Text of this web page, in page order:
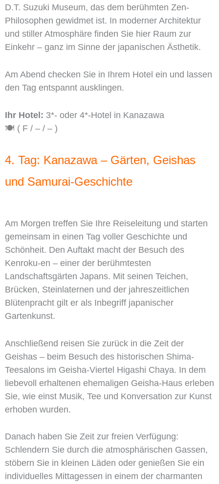
D.T. Suzuki Museum, das dem berühmten Zen-
Philosophen gewidmet ist. In moderner Architektur
und stiller Atmosphäre finden Sie hier Raum zur
Einkehr – ganz im Sinne der japanischen Ästhetik.
Am Abend checken Sie in Ihrem Hotel ein und lassen
den Tag entspannt ausklingen.
Ihr Hotel: 3*- oder 4*-Hotel in Kanazawa
🍽️ ( F / – / – )
4. Tag: Kanazawa – Gärten, Geishas
und Samurai-Geschichte
Am Morgen treffen Sie Ihre Reiseleitung und starten
gemeinsam in einen Tag voller Geschichte und
Schönheit. Den Auftakt macht der Besuch des
Kenroku-en – einer der berühmtesten
Landschaftsgärten Japans. Mit seinen Teichen,
Brücken, Steinlaternen und der jahreszeitlichen
Blütenpracht gilt er als Inbegriff japanischer
Gartenkunst.
Anschließend reisen Sie zurück in die Zeit der
Geishas – beim Besuch des historischen Shima-
Teesalons im Geisha-Viertel Higashi Chaya. In dem
liebevoll erhaltenen ehemaligen Geisha-Haus erleben
Sie, wie einst Musik, Tee und Konversation zur Kunst
erhoben wurden.
Danach haben Sie Zeit zur freien Verfügung:
Schlendern Sie durch die atmosphärischen Gassen,
stöbern Sie in kleinen Läden oder genießen Sie ein
individuelles Mittagessen in einem der charmanten